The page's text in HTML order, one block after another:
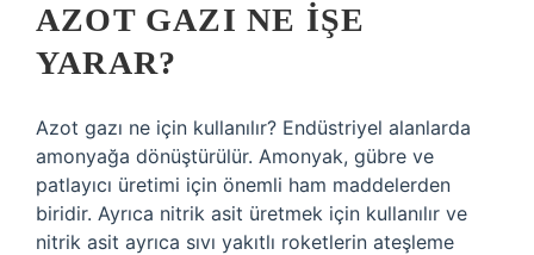
AZOT GAZI NE IŞE
YARAR?
Azot gazı ne için kullanılır? Endüstriyel alanlarda
amonyağa dönüştürülür. Amonyak, gübre ve
patlayıcı üretimi için önemli ham maddelerden
biridir. Ayrıca nitrik asit üretmek için kullanılır ve
nitrik asit ayrıca sıvı yakıtlı roketlerin ateşleme